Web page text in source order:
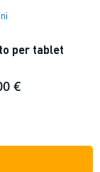
per tablet
€